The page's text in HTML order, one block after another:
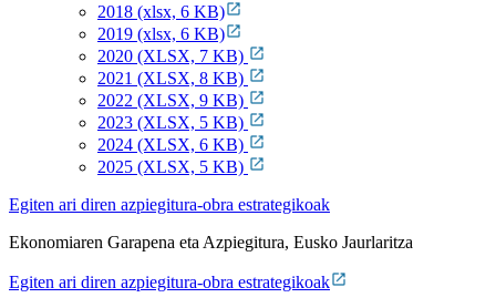
2018 (xlsx, 6 KB)
2019 (xlsx, 6 KB)
2020 (XLSX, 7 KB)
2021 (XLSX, 8 KB)
2022 (XLSX, 9 KB)
2023 (XLSX, 5 KB)
2024 (XLSX, 6 KB)
2025 (XLSX, 5 KB)
Egiten ari diren azpiegitura-obra estrategikoak
Ekonomiaren Garapena eta Azpiegitura, Eusko Jaurlaritza
Egiten ari diren azpiegitura-obra estrategikoak